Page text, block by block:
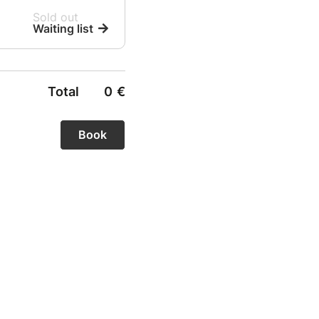
Sold out
Waiting list
Total 0 €